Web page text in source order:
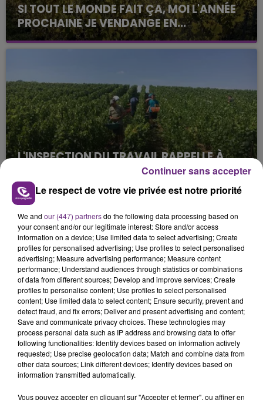
SI TOUT LE MONDE FAIT ÇA, MOI L'ANNÉE
PROCHAINE JE VENDANGE EN...
La vendange en Champagne a débuté ce jeudi 6
août dans la commune de Montgueux (Aube). Du
L'INSPECTION DU TRAVAIL RAPPELLE À
L'ORDRE SUR LES CONDITIONS DE...
Alors que les dates de début des vendange 2026
s'est avéré être plus précoce que prévu,
l'inspection du Travail en profite pour rappeler
les conditions de...
TITRES DIFFUSÉS
1h42
1h42
TAYLOR SWIFT
1h39
1h39
Le respect de votre vie privée est notre priorité
We and our (447) partnersdo the following data processing based on
your consent and/or our legitimate interest: Store and/or access
information on a device; Use limited data to select advertising; Create
profiles for personalised advertising; Use profiles to select personalised
advertising; Measure advertising performance; Measure content
performance; Understand audiences through statistics or combinations
of data from different sources; Develop and improve services; Create
profiles to personalise content; Use profiles to select personalised
content; Use limited data to select content; Ensure security, prevent and
detect fraud, and fix errors; Deliver and present advertising and content;
Save and communicate privacy choices. These technologies may
process personal data such as IP address and browsing data to offer
following functionalities: Identify devices based on information actively
requested; Use precise geolocation data; Match and combine data from
other data sources; Link different devices; Identify devices based on
information transmitted automatically.
Vous pouvez accepter en cliquant sur "Accepter et fermer", ou affiner en
Continuer sans accepter